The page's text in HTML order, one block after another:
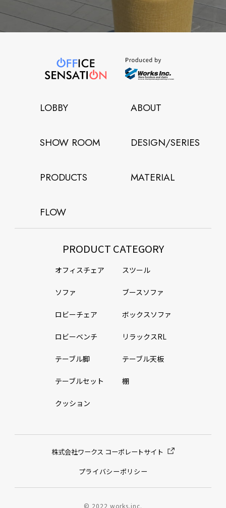
LOBBY ABOUT
SHOW ROOM DESIGN/SERIES
PRODUCTS MATERIAL
FLOW
PRODUCT CATEGORY
オフィスチェア スツール
ソファ ブースソファ
ロビーチェア ボックスソファ
ロビーベンチ リラックスRL
テーブル脚 テーブル天板
テーブルセット 棚
クッション
株式会社ワークス コーポレートサイト
プライバシーポリシー
© 2022 works.inc.